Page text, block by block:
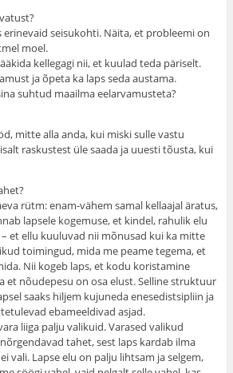
erinevaid seisukohti. Näita, et probleemi on
moel.
kellegagi nii, et kuulad teda päriselt.
ja õpeta ka laps seda austama.
suhtud maailma eelarvamusteta?
mitte alla anda, kui miski sulle vastu
raskustest üle saada ja uuesti tõusta, kui
rütm: enam-vähem samal kellaajal äratus,
lapsele kogemuse, et kindel, rahulik elu
et ellu kuuluvad nii mõnusad kui ka mitte
toimingud, mida me peame tegema, et
Nii kogeb laps, et kodu koristamine
et nõudepesu on osa elust. Selline struktuur
saaks hiljem kujuneda enesedistsipliin ja
ebameeldivad asjad.
liiga palju valikuid. Varased valikud
tahet, sest laps kardab ilma
vali. Lapse elu on palju lihtsam ja selgem,